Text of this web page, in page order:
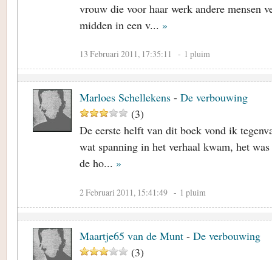
vrouw die voor haar werk andere mensen
midden in een v... »
13 Februari 2011, 17:35:11 - 1 pluim
Marloes Schellekens - De verbouwing
(3)
De eerste helft van dit boek vond ik
wat spanning in het verhaal kwam, het
de ho... »
2 Februari 2011, 15:41:49 - 1 pluim
Maartje65 van de Munt - De verbouwing
(3)